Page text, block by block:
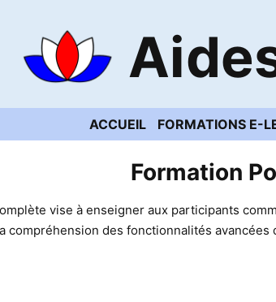
ACCUEIL FORMATIONS E-
Formation
vise à enseigner aux participants
compréhension des fonctionnalités avancées